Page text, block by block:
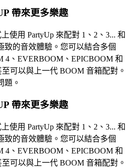
帶來更多樂趣
使用 PartyUp 來配對 1、2、3... 和
致的音效體驗。您可以結合多個
4、EVERBOOM、EPICBOOM 和
可以與上一代 BOOM 音箱配對。
題。
帶來更多樂趣
使用 PartyUp 來配對 1、2、3... 和
致的音效體驗。您可以結合多個
4、EVERBOOM、EPICBOOM 和
可以與上一代 BOOM 音箱配對。